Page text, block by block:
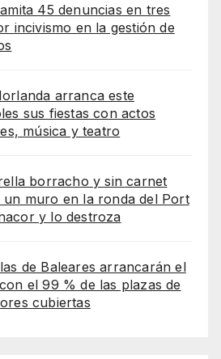
45 denuncias en tres
incivismo en la gestión de
arranca este
sus fiestas con actos
música y teatro
borracho y sin carnet
muro en la ronda del Port
y lo destroza
de Baleares arrancarán el
el 99 % de las plazas de
cubiertas